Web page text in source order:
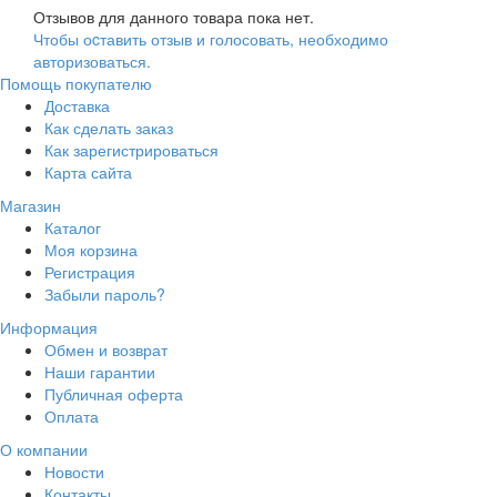
Отзывов для данного товара пока нет.
Чтобы оcтавить отзыв и голосовать, необходимо
авторизоваться.
Помощь покупателю
Доставка
Как сделать заказ
Как зарегистрироваться
Карта сайта
Магазин
Каталог
Моя корзина
Регистрация
Забыли пароль?
Информация
Обмен и возврат
Наши гарантии
Публичная оферта
Оплата
О компании
Новости